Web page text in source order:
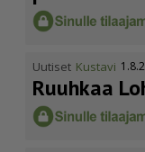
Uutiset Kustavi
Ruuhkaa